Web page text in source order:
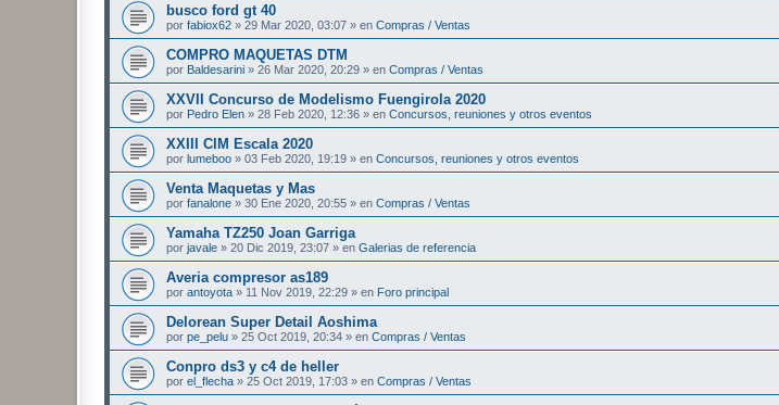
busco ford gt 40
por fabiox62 » 29 Mar 2020, 03:07 » en Compras / Ventas
COMPRO MAQUETAS DTM
por Baldesarini » 26 Mar 2020, 20:29 » en Compras / Ventas
XXVII Concurso de Modelismo Fuengirola 2020
por Pedro Elen » 28 Feb 2020, 12:36 » en Concursos, reuniones y otros eventos
XXIII CIM Escala 2020
por lumeboo » 03 Feb 2020, 19:19 » en Concursos, reuniones y otros eventos
Venta Maquetas y Mas
por fanalone » 30 Ene 2020, 20:55 » en Compras / Ventas
Yamaha TZ250 Joan Garriga
por javale » 20 Dic 2019, 23:07 » en Galerias de referencia
Averia compresor as189
por antoyota » 11 Nov 2019, 22:29 » en Foro principal
Delorean Super Detail Aoshima
por pe_pelu » 25 Oct 2019, 20:34 » en Compras / Ventas
Conpro ds3 y c4 de heller
por el_flecha » 25 Oct 2019, 17:03 » en Compras / Ventas